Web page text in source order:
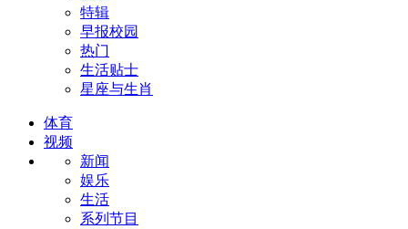
特辑
早报校园
热门
生活贴士
星座与生肖
体育
视频
新闻
娱乐
生活
系列节目